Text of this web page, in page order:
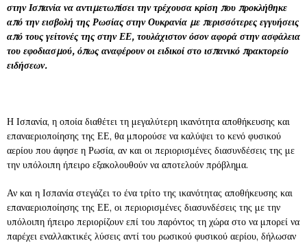
στην Ισπανία να αντιμετωπίσει την τρέχουσα κρίση που προκλήθηκε
από την εισβολή της Ρωσίας στην Ουκρανία με περισσότερες εγγυήσεις
από τους γείτονές της στην ΕΕ, τουλάχιστον όσον αφορά στην ασφάλεια
του εφοδιασμού, όπως αναφέρουν οι ειδικοί στο ισπανικό πρακτορείο
ειδήσεων.
Η Ισπανία, η οποία διαθέτει τη μεγαλύτερη ικανότητα αποθήκευσης και
επαναεριοποίησης της ΕΕ, θα μπορούσε να καλύψει το κενό φυσικού
αερίου που άφησε η Ρωσία, αν και οι περιορισμένες διασυνδέσεις της με
την υπόλοιπη ήπειρο εξακολουθούν να αποτελούν πρόβλημα.
Αν και η Ισπανία στεγάζει το ένα τρίτο της ικανότητας αποθήκευσης και
επαναεριοποίησης της ΕΕ, οι περιορισμένες διασυνδέσεις της με την
υπόλοιπη ήπειρο περιορίζουν επί του παρόντος τη χώρα στο να μπορεί να
παρέχει εναλλακτικές λύσεις αντί του ρωσικού φυσικού αερίου, δήλωσαν